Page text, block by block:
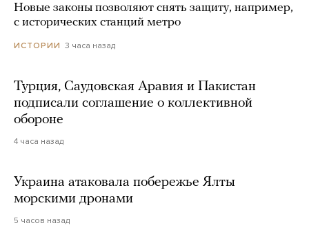
Новые законы позволяют снять защиту, например,
с исторических станций метро
ИСТОРИИ 3 часа назад
Турция, Саудовская Аравия и Пакистан
подписали соглашение о коллективной
обороне
4 часа назад
Украина атаковала побережье Ялты
морскими дронами
5 часов назад